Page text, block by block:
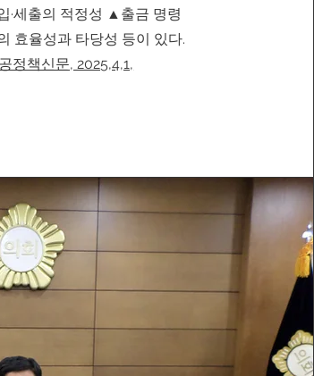
세출의 적정성 ▲출금 명령
효율성과 타당성 등이 있다.
정책신문, 2025,4,1,